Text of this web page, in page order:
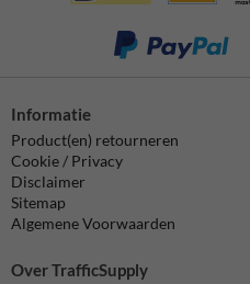
Informatie
Product(en) retourneren
Cookie / Privacy
Disclaimer
Sitemap
Algemene Voorwaarden
Over TrafficSupply